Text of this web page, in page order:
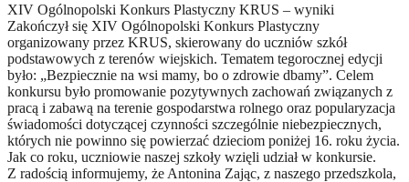
XIV Ogólnopolski Konkurs Plastyczny KRUS – wyniki
Zakończył się XIV Ogólnopolski Konkurs Plastyczny
organizowany przez KRUS, skierowany do uczniów szkół
podstawowych z terenów wiejskich. Tematem tegorocznej edycji
było: „Bezpiecznie na wsi mamy, bo o zdrowie dbamy”. Celem
konkursu było promowanie pozytywnych zachowań związanych z
pracą i zabawą na terenie gospodarstwa rolnego oraz popularyzacja
świadomości dotyczącej czynności szczególnie niebezpiecznych,
których nie powinno się powierzać dzieciom poniżej 16. roku życia.
Jak co roku, uczniowie naszej szkoły wzięli udział w konkursie.
Z radością informujemy, że Antonina Zając, z naszego przedszkola,